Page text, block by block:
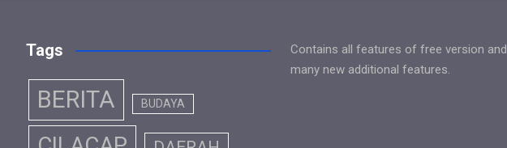
Tags
BERITA BUDAYA
Contains all features of free version and
many new additional features.